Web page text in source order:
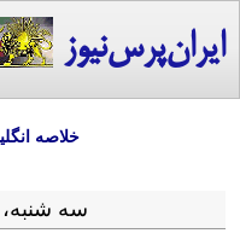
ایران‌پرس‌نیوز
خلاصه
سه شنبه، 5 خرداد ماه 1405 = 26-05 2026